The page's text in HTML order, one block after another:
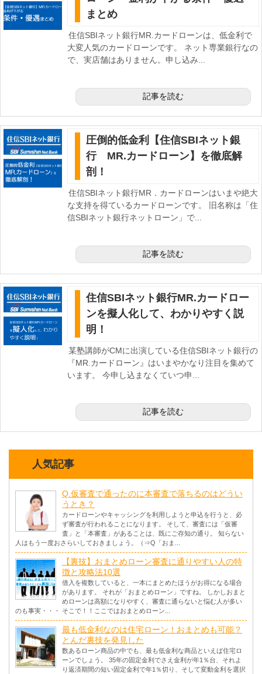
まとめ
住信SBIネット銀行MR.カードローンは、低金利で
大変人気のカードローンです。 ネット専業銀行なの
で、実店舗はありません。申し込み...
記事を読む
圧倒的低金利【住信SBIネット銀
行 MR.カードローン】を徹底解
剖！
住信SBIネット銀行MR．カードローンはいまや絶大
な支持を得ているカードローンです。 旧名称は「住
信SBIネット銀行ネットローン」で...
記事を読む
住信SBIネット銀行MR.カードロー
ンを擬人化して、わかりやすく説
明！
某塾講師がCMに出演している住信SBIネット銀行の
『MR.カードローン』はいまやかなり注目を集めて
います。 今申し込まなくていつ申...
記事を読む
人気記事
Q.仮審査で通ったのに本審査で落ちるのはどうい
うとき？
カードローンやキャッシングを利用しようと申込を行うと、必
ず審査が行われることになります。 そして、審査には「仮審
査」と「本審査」があることは、既にご存知の通り。 知らない
人はもう一度おさらいしておきましょう。（⇒Q「おま...
【裏技】おまとめローン審査に通りやすい人の特
徴と攻略法10選
借入を複数していると、一本にまとめたほうがお得になる場合
があります。 それが「おまとめローン」ですね。 しかしおまと
めローンは高額になりやすく、審査に通らないと悩む人が多い
のも事実・・・ そこで！！ここではおまとめローン...
最も低金利なのは住宅ローン！おまとめも可能？
とんだ裏技を発見した
数あるローン商品の中でも、最も低金利な商品といえば住宅ロ
ーンでしょう。 35年の固定金利でさえ金利が年1％台、それよ
り返済期間の短い固定金利で年1％切り、そして変動金利を選択